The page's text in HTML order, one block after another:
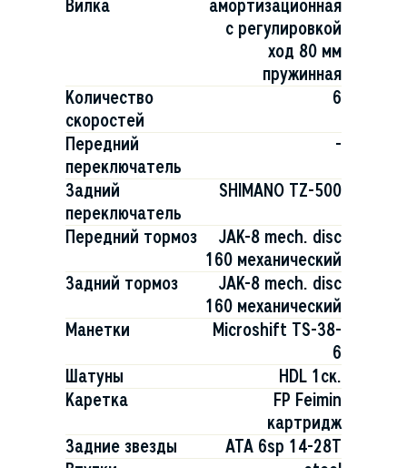
Вилка
амортизационная
с регулировкой
ход 80 мм
пружинная
Количество
скоростей
6
Передний
переключатель
-
Задний
переключатель
SHIMANO TZ-500
Передний тормоз
JAK-8 mech. disc
160 механический
Задний тормоз
JAK-8 mech. disc
160 механический
Манетки
Microshift TS-38-
6
Шатуны
HDL 1ск.
Каретка
FP Feimin
картридж
Задние звезды
ATA 6sp 14-28T